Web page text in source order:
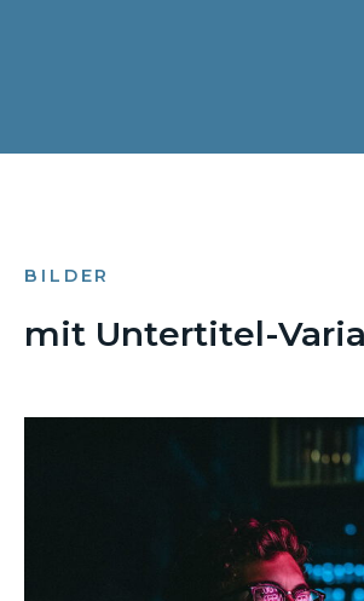
BILDER
mit Untertitel-